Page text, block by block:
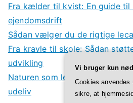
Fra kælder til kvist: En guide
ejendomsdrift
Sådan vælger du de rigtige
Fra kravle til skole: Sådan
udvikling
Naturen som legeplads: Derfor
udeliv
Vi bruger kun
Cookies anvendes
sikre, at